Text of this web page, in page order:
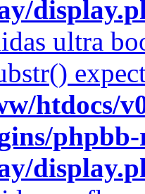
ultra
htdocs/
phpbb-